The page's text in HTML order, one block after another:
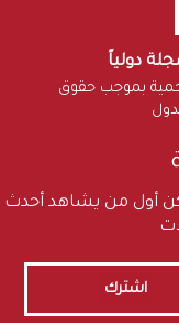
دولياً
بموجب حقوق
أول من يشاهد أحدث
اشترك